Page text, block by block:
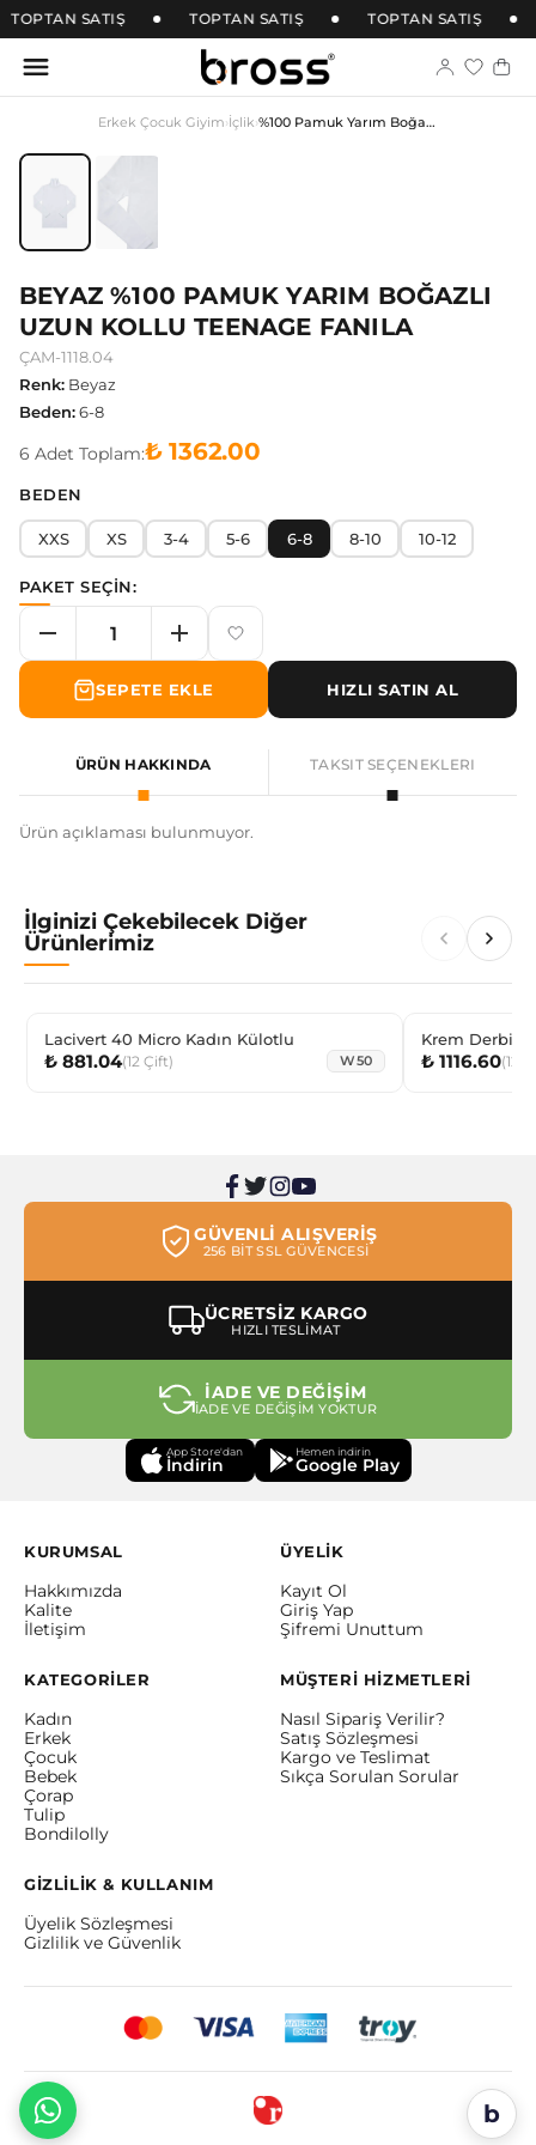
TOPTAN SATIŞ TOPTAN SATIŞ TOPTAN SATIŞ
Erkek Çocuk Giyim›İçlik› %100 Pamuk Yarım Boğazlı Uzun Kollu Teenage Fanila
BEYAZ %100 PAMUK YARIM BOĞAZLI
UZUN KOLLU TEENAGE FANILA
ÇAM-1118.04
Renk: Beyaz
Beden:6-8
6 Adet Toplam:₺ 1362.00
BEDEN
XXS XS 3-4 5-6 6-8 8-10 10-12
PAKET SEÇİN:
SEPETE EKLE HIZLI SATIN AL
ÜRÜN HAKKINDA TAKSIT SEÇENEKLERI
Ürün açıklaması bulunmuyor.
İlginizi Çekebilecek Diğer
Ürünlerimiz
Lacivert 40 Micro Kadın Külotlu
₺ 881.04(12 Çift) W50
Krem Derbili
₺ 1116.60(12
GÜVENLİ ALIŞVERİŞ
256 BİT SSL GÜVENCESİ
ÜCRETSİZ KARGO
HIZLI TESLİMAT
İADE VE DEĞİŞİM
İADE VE DEĞİŞİM YOKTUR
App Store'dan
İndirin
Hemen indirin
Google Play
KURUMSAL
Hakkımızda
Kalite
İletişim
ÜYELİK
Kayıt Ol
Giriş Yap
Şifremi Unuttum
KATEGORİLER
Kadın
Erkek
Çocuk
Bebek
Çorap
Tulip
Bondilolly
MÜŞTERİ HİZMETLERİ
Nasıl Sipariş Verilir?
Satış Sözleşmesi
Kargo ve Teslimat
Sıkça Sorulan Sorular
GİZLİLİK & KULLANIM
Üyelik Sözleşmesi
Gizlilik ve Güvenlik
b